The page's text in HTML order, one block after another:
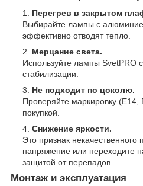
Перегрев в закрытом
Выбирайте лампы с
эффективно отводят тепло.
Мерцание света.
Используйте лампы SvetPRO
стабилизации.
Не подходит по цоколю.
Проверяйте маркировку
покупкой.
Снижение яркости.
Это признак
напряжение или переходите
защитой от перепадов.
Монтаж и эксплуатация